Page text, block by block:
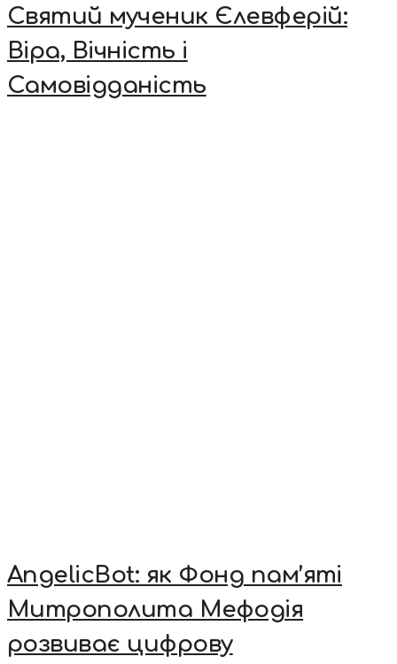
Святий мученик Єлевферій:
Віра, Вічність і
Самовідданість
AngelicBot: як Фонд пам’яті
Митрополита Мефодія
розвиває цифрову